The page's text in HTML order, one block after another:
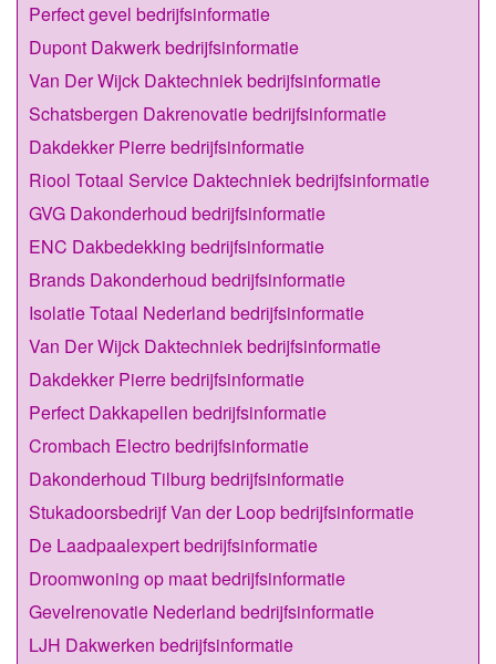
Perfect gevel bedrijfsinformatie
Dupont Dakwerk bedrijfsinformatie
Van Der Wijck Daktechniek bedrijfsinformatie
Schatsbergen Dakrenovatie bedrijfsinformatie
Dakdekker Pierre bedrijfsinformatie
Riool Totaal Service Daktechniek bedrijfsinformatie
GVG Dakonderhoud bedrijfsinformatie
ENC Dakbedekking bedrijfsinformatie
Brands Dakonderhoud bedrijfsinformatie
Isolatie Totaal Nederland bedrijfsinformatie
Van Der Wijck Daktechniek bedrijfsinformatie
Dakdekker Pierre bedrijfsinformatie
Perfect Dakkapellen bedrijfsinformatie
Crombach Electro bedrijfsinformatie
Dakonderhoud Tilburg bedrijfsinformatie
Stukadoorsbedrijf Van der Loop bedrijfsinformatie
De Laadpaalexpert bedrijfsinformatie
Droomwoning op maat bedrijfsinformatie
Gevelrenovatie Nederland bedrijfsinformatie
LJH Dakwerken bedrijfsinformatie